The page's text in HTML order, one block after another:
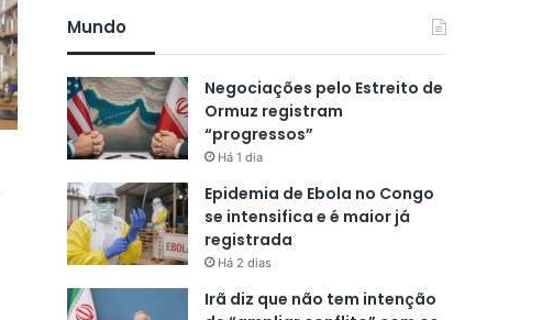
Mundo
Negociações pelo Estreito de
Ormuz registram
“progressos”
Há 1 dia
Epidemia de Ebola no Congo
se intensifica e é maior já
registrada
Há 2 dias
Irã diz que não tem intenção